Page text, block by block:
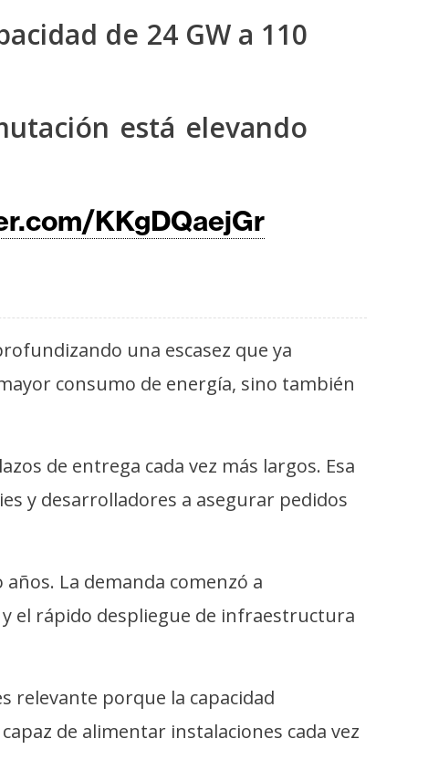
de 24 GW a 110
está elevando
KKgDQaejGr
una escasez que ya
consumo de energía, sino también
de entrega cada vez más largos. Esa
y desarrolladores a asegurar pedidos
La demanda comenzó a
el rápido despliegue de infraestructura
relevante porque la capacidad
de alimentar instalaciones cada vez